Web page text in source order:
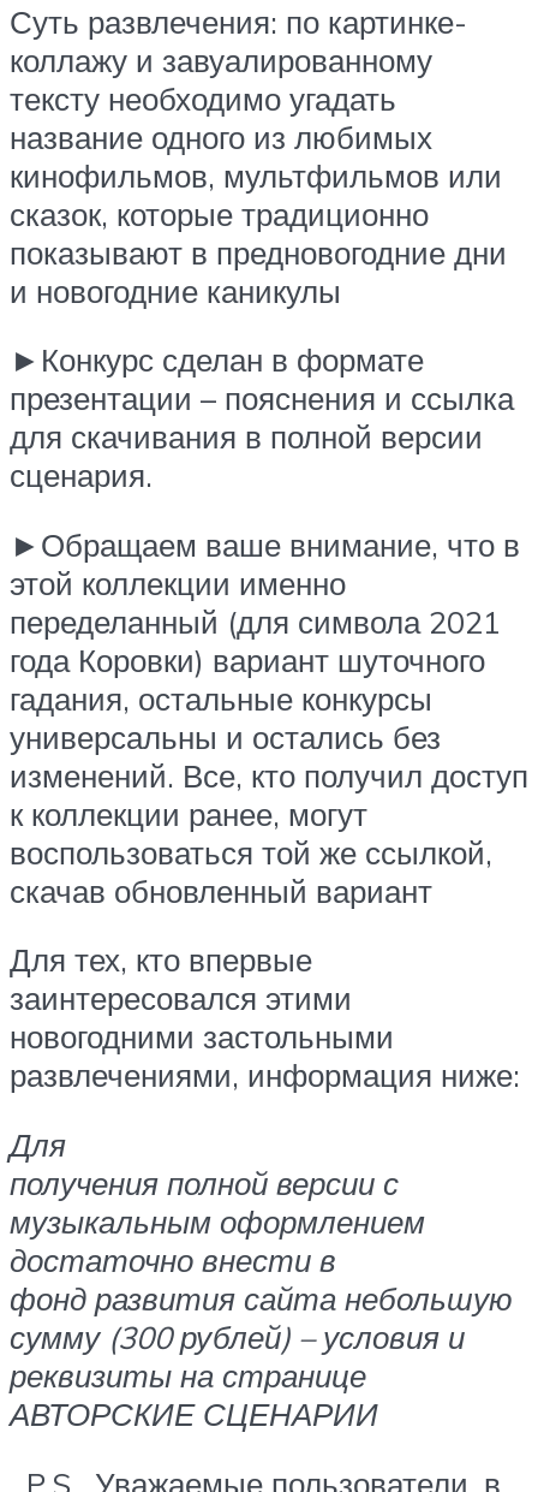
Суть развлечения: по картинке-
коллажу и завуалированному
тексту необходимо угадать
название одного из любимых
кинофильмов, мультфильмов или
сказок, которые традиционно
показывают в предновогодние дни
и новогодние каникулы
►Конкурс сделан в формате
презентации – пояснения и ссылка
для скачивания в полной версии
сценария.
►Обращаем ваше внимание, что в
этой коллекции именно
переделанный (для символа 2021
года Коровки) вариант шуточного
гадания, остальные конкурсы
универсальны и остались без
изменений. Все, кто получил доступ
к коллекции ранее, могут
воспользоваться той же ссылкой,
скачав обновленный вариант
Для тех, кто впервые
заинтересовался этими
новогодними застольными
развлечениями, информация ниже:
Для
получения полной версии с
музыкальным оформлением
достаточно внести в
фонд развития сайта небольшую
сумму (300 рублей) – условия и
реквизиты на странице
АВТОРСКИЕ СЦЕНАРИИ
P.S. Уважаемые пользователи, в